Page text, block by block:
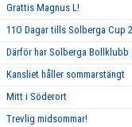
Grattis Magnus L!
11O Dagar tills Solberga Cup
Därför har Solberga
Kansliet håller sommarstängt
Mitt i Söderort
Trevlig midsommar!